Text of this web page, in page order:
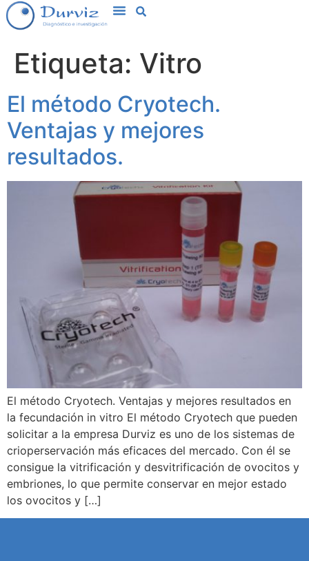
Etiqueta: Vitro
El método Cryotech.
Ventajas y mejores
resultados.
El método Cryotech. Ventajas y mejores resultados en
la fecundación in vitro El método Cryotech que pueden
solicitar a la empresa Durviz es uno de los sistemas de
crioperservación más eficaces del mercado. Con él se
consigue la vitrificación y desvitrificación de ovocitos y
embriones, lo que permite conservar en mejor estado
los ovocitos y […]